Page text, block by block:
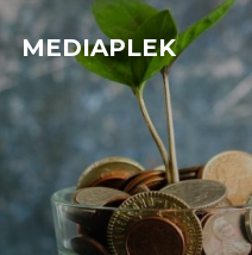
Ga
naar
de
inhoud
MEDIAPLEK